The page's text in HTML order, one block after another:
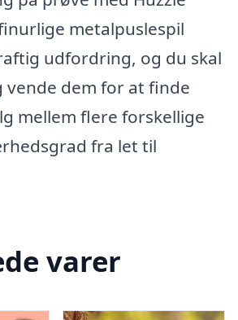
metalpuslespil
udfordring, og du skal
vende dem for at finde
mellem flere forskellige
fra let til
varer